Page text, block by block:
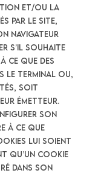
et/ou la
par le Site,
navigateur
s’il souhaite
ce que des
le terminal ou,
soit
émetteur.
son
à ce que
lui soient
qu’un Cookie
dans son